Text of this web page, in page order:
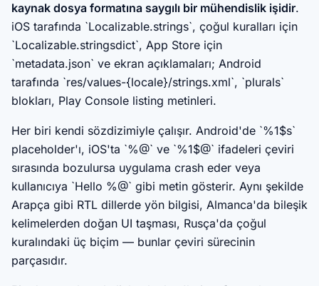
kaynak dosya formatına saygılı bir mühendislik işidir.
iOS tarafında `Localizable.strings`, çoğul kuralları için
`Localizable.stringsdict`, App Store için
`metadata.json` ve ekran açıklamaları; Android
tarafında `res/values-{locale}/strings.xml`, `plurals`
blokları, Play Console listing metinleri.
Her biri kendi sözdizimiyle çalışır. Android'de `%1$s`
placeholder'ı, iOS'ta `%@` ve `%1$@` ifadeleri çeviri
sırasında bozulursa uygulama crash eder veya
kullanıcıya `Hello %@` gibi metin gösterir. Aynı şekilde
Arapça gibi RTL dillerde yön bilgisi, Almanca'da bileşik
kelimelerden doğan UI taşması, Rusça'da çoğul
kuralındaki üç biçim — bunlar çeviri sürecinin
parçasıdır.